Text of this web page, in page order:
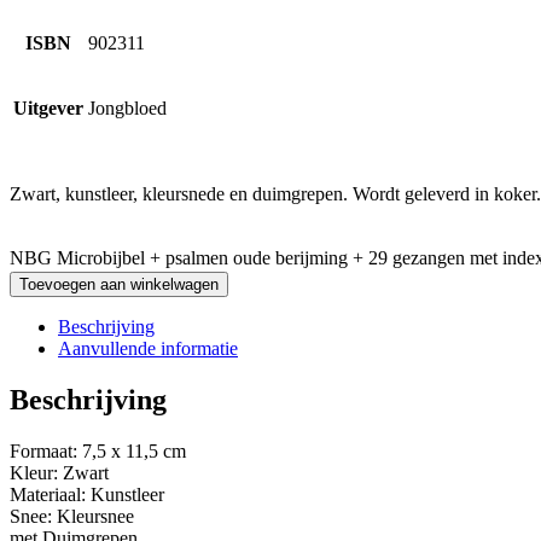
ISBN 902311
Uitgever Jongbloed
Zwart, kunstleer, kleursnede en duimgrepen. Wordt geleverd in koker.
NBG Microbijbel + psalmen oude berijming + 29 gezangen met
Toevoegen aan winkelwagen
Beschrijving
Aanvullende informatie
Beschrijving
Formaat: 7,5 x 11,5 cm
Kleur: Zwart
Materiaal: Kunstleer
Snee: Kleursnee